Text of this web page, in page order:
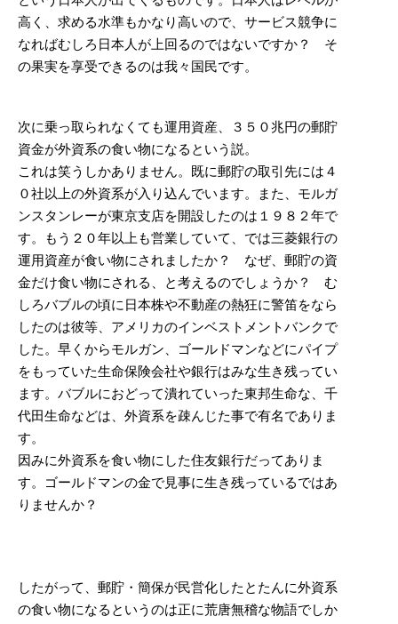
高く、求める水準もかなり高いので、サービス競争に
なればむしろ日本人が上回るのではないですか？ そ
の果実を享受できるのは我々国民です。
次に乗っ取られなくても運用資産、３５０兆円の郵貯
資金が外資系の食い物になるという説。
これは笑うしかありません。既に郵貯の取引先には４
０社以上の外資系が入り込んでいます。また、モルガ
ンスタンレーが東京支店を開設したのは１９８２年で
す。もう２０年以上も営業していて、では三菱銀行の
運用資産が食い物にされましたか？ なぜ、郵貯の資
金だけ食い物にされる、と考えるのでしょうか？ む
しろバブルの頃に日本株や不動産の熱狂に警笛をなら
したのは彼等、アメリカのインベストメントバンクで
した。早くからモルガン、ゴールドマンなどにパイプ
をもっていた生命保険会社や銀行はみな生き残ってい
ます。バブルにおどって潰れていった東邦生命な、千
代田生命などは、外資系を疎んじた事で有名でありま
す。
因みに外資系を食い物にした住友銀行だってありま
す。ゴールドマンの金で見事に生き残っているではあ
りませんか？
したがって、郵貯・簡保が民営化したとたんに外資系
の食い物になるというのは正に荒唐無稽な物語でしか